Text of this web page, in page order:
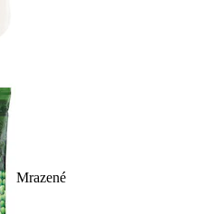
Mrazené